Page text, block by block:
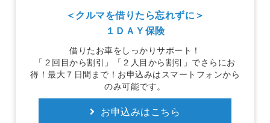
＜クルマを借りたら忘れずに＞
１ＤＡＹ保険
借りたお車をしっかりサポート！
「２回目から割引」「２人目から割引」でさらにお
得！最大７日間まで！お申込みはスマートフォンから
のみ可能です。
お申込みはこちら